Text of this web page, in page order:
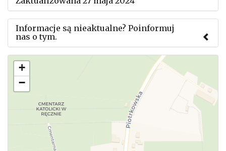
Informacje są nieaktualne? Poinformuj
nas o tym.
Użyj tego formularza aby przesłać informację o
zmianach w powyższym mityngu.
+
−